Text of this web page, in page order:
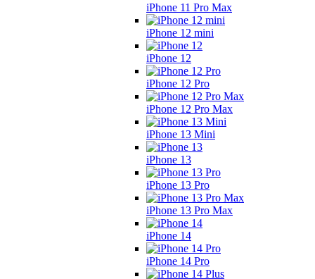
iPhone 11 Pro Max
iPhone 12 mini
iPhone 12
iPhone 12 Pro
iPhone 12 Pro Max
iPhone 13 Mini
iPhone 13
iPhone 13 Pro
iPhone 13 Pro Max
iPhone 14
iPhone 14 Pro